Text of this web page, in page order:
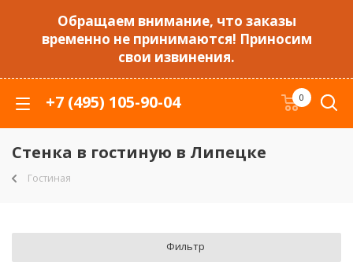
Обращаем внимание, что заказы
временно не принимаются! Приносим
свои извинения.
+7 (495) 105-90-04 0
Стенка в гостиную в Липецке
Гостиная
Фильтр